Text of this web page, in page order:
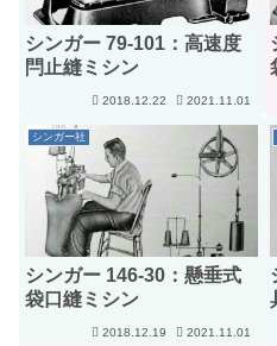
シンガー 79-101：高速度
閂止縫ミシン
2018.12.22 2021.11.01
シンガー社
シンガー 146-30：懸垂式
袋口縫ミシン
2018.12.19 2021.11.01